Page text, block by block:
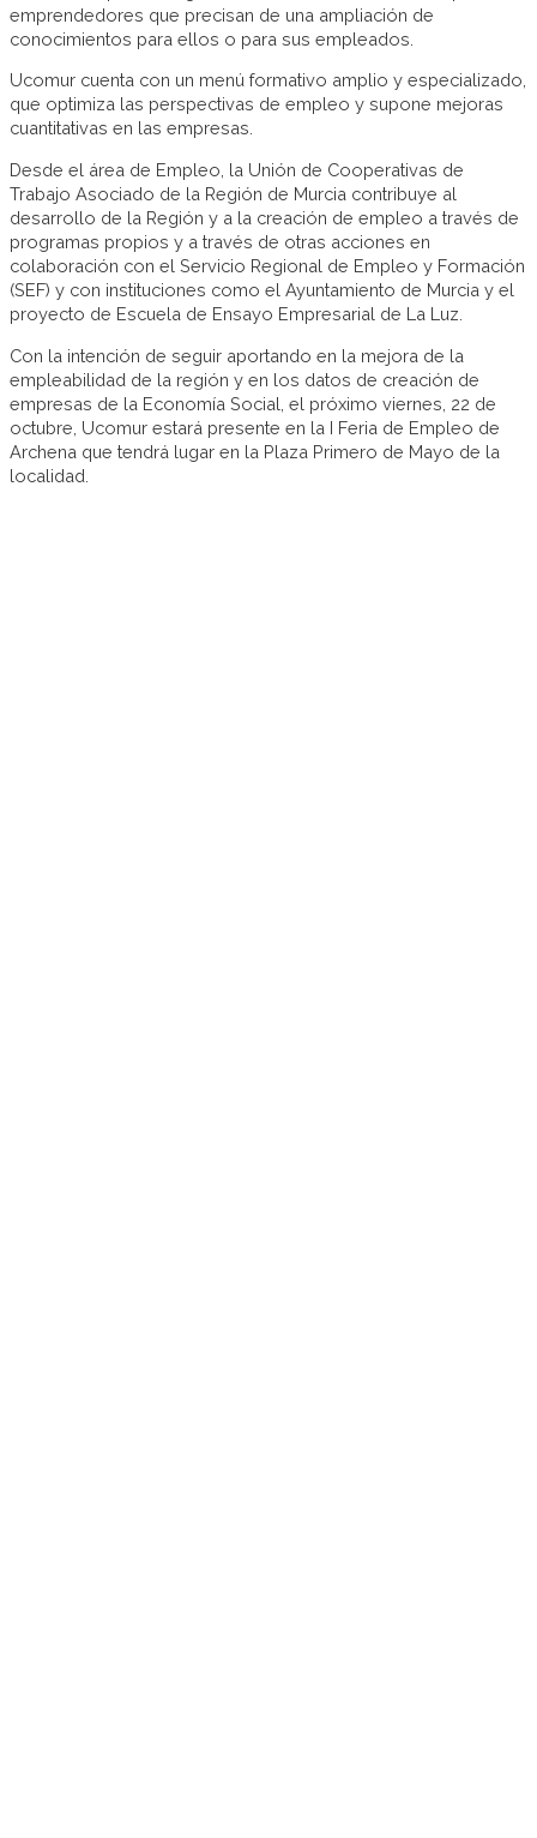
emprendedores que precisan de una ampliación de
conocimientos para ellos o para sus empleados.
Ucomur cuenta con un menú formativo amplio y especializado,
que optimiza las perspectivas de empleo y supone mejoras
cuantitativas en las empresas.
Desde el área de Empleo, la Unión de Cooperativas de
Trabajo Asociado de la Región de Murcia contribuye al
desarrollo de la Región y a la creación de empleo a través de
programas propios y a través de otras acciones en
colaboración con el Servicio Regional de Empleo y Formación
(SEF) y con instituciones como el Ayuntamiento de Murcia y el
proyecto de Escuela de Ensayo Empresarial de La Luz.
Con la intención de seguir aportando en la mejora de la
empleabilidad de la región y en los datos de creación de
empresas de la Economía Social, el próximo viernes, 22 de
octubre, Ucomur estará presente en la I Feria de Empleo de
Archena que tendrá lugar en la Plaza Primero de Mayo de la
localidad.